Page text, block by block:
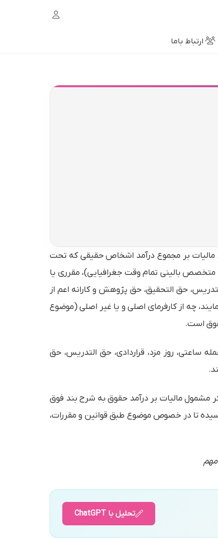
ارتباط باما
کل کشور سقف معافیت مالیاتی و نرخ مالیات بر مجموع درآمد اشخاص حقیقی که تحت
متخصص بالینی تمام وقت جغرافیایی)، مقرری یا
حق التحقیق، حق پژوهش و کارانه اعم از
چه از کارفرمای اصلی و یا غیر اصلی (موضوع
است.
ساعتی، روز مزد، قراردادی، حق التدريس، حق
یادشده عناوین فوق الذکر مشمول مالیات بر درآمد حقوق به شرح بند فوق
تا در خصوص موضوع طبق قوانین و مقررات،
تحلیل با ChatGPT